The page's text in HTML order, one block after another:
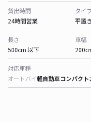
貸出時間
24時間営業
タイ
平置き
長さ
500cm 以下
車幅
対応車種
オートバイ軽自動車コンパクト